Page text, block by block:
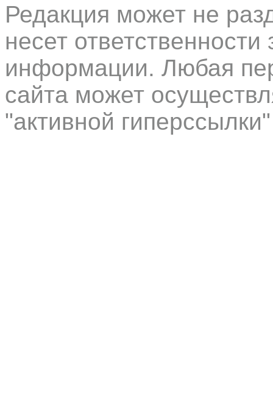
Редакция может не
несет
информации. Любая
сайта может
"активной